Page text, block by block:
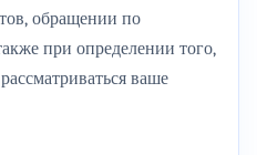
обращении по
при определении того,
ваше